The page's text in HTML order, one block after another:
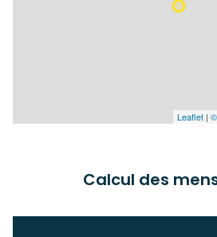
Leaflet | ©
Calcul des